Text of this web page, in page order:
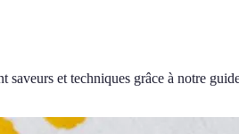
et techniques grâce à notre